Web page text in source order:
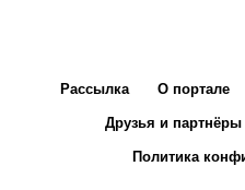
Рассылка О портале
Друзья и партнёры
Политика